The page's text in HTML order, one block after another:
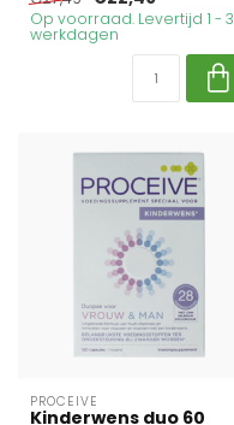
Op voorraad. Levertijd 1 - 3
werkdagen
PROCEIVE
Kinderwens duo 60